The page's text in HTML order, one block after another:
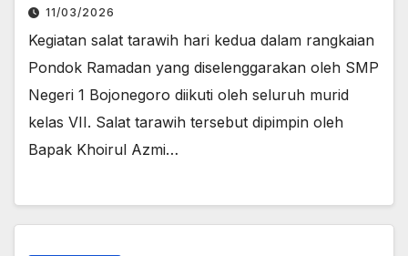
11/03/2026
Kegiatan salat tarawih hari kedua dalam rangkaian
Pondok Ramadan yang diselenggarakan oleh SMP
Negeri 1 Bojonegoro diikuti oleh seluruh murid
kelas VII. Salat tarawih tersebut dipimpin oleh
Bapak Khoirul Azmi…